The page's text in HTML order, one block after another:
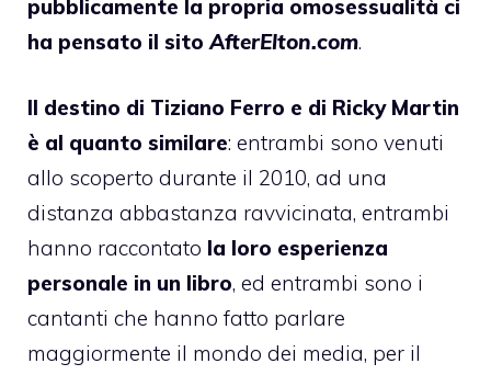
pubblicamente la propria omosessualità ci
ha pensato il sito AfterElton.com.
Il destino di Tiziano Ferro e di Ricky Martin
è al quanto similare: entrambi sono venuti
allo scoperto durante il 2010, ad una
distanza abbastanza ravvicinata, entrambi
hanno raccontato la loro esperienza
personale in un libro, ed entrambi sono i
cantanti che hanno fatto parlare
maggiormente il mondo dei media, per il